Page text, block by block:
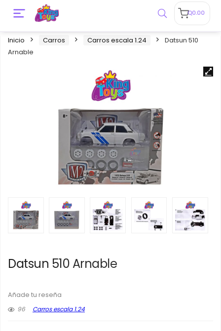
Q0.00
Inicio Carros Carros escala 1.24
Datsun 510
Arnable
Datsun 510 Arnable
Añade tu reseña
96
Carros escala 1.24